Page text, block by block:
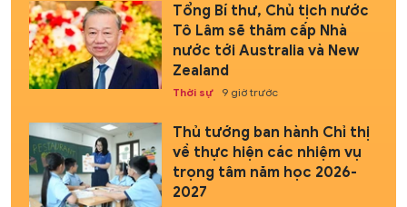
Tổng Bí thư, Chủ tịch nước
Tô Lâm sẽ thăm cấp Nhà
nước tới Australia và New
Zealand
Thời sự 9 giờ trước
Thủ tướng ban hành Chỉ thị
về thực hiện các nhiệm vụ
trọng tâm năm học 2026-
2027